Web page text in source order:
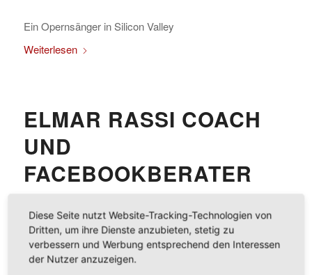
Ein Opernsänger in Silicon Valley
Weiterlesen
ELMAR RASSI COACH
UND
FACEBOOKBERATER
Elmar Rassi lebt in seiner Wahlheimat Köln. Seine
Leidenschaft war es, Menschen zu einem glücklicheren
Leben zu verhelfen.
Diese Seite nutzt Website-Tracking-Technologien von
Dritten, um ihre Dienste anzubieten, stetig zu
verbessern und Werbung entsprechend den Interessen
der Nutzer anzuzeigen.